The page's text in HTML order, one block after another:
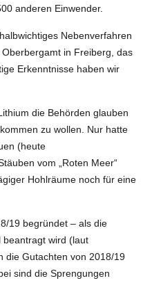
anderen Einwender.
Nebenverfahren
in Freiberg, das
Erkenntnisse haben wir
die Behörden glauben
zu wollen. Nur hatte
(heute
vom „Roten Meer“
Hohlräume noch für eine
19 begründet – als die
beantragt wird (laut
die Gutachten von 2018/19
sind die Sprengungen